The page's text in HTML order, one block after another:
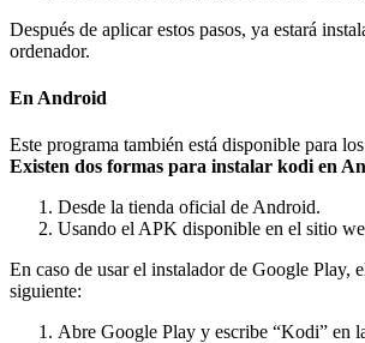
Después de aplicar estos pasos, ya estará
ordenador.
En Android
Este programa también está disponible para
Existen dos formas para instalar kodi en
Desde la tienda oficial de Android.
Usando el APK disponible en el sitio
En caso de usar el instalador de Google Play,
siguiente:
Abre Google Play y escribe “Kodi” en